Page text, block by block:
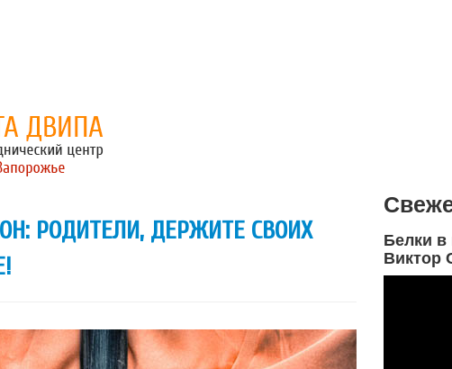
РОДИТЕЛИ, ДЕРЖИТЕ СВОИХ
Белки в
Виктор